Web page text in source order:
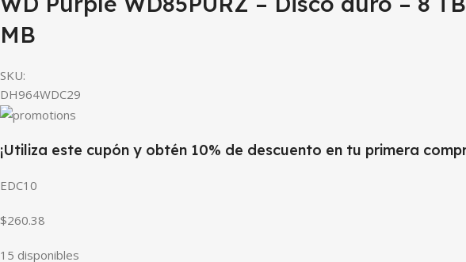
MB
SKU:
DH964WDC29
¡Utiliza este cupón y obtén 10% de descuento en tu primera
EDC10
$260.38
15 disponibles